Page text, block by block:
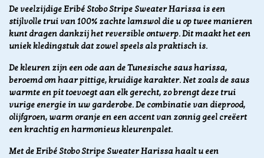
De veelzijdige Eribé Stobo Stripe Sweater Harissa is een
stijlvolle trui van 100% zachte lamswol die u op twee manieren
kunt dragen dankzij het reversible ontwerp. Dit maakt het een
uniek kledingstuk dat zowel speels als praktisch is.
De kleuren zijn een ode aan de Tunesische saus harissa,
beroemd om haar pittige, kruidige karakter. Net zoals de saus
warmte en pit toevoegt aan elk gerecht, zo brengt deze trui
vurige energie in uw garderobe. De combinatie van dieprood,
olijfgroen, warm oranje en een accent van zonnig geel creëert
een krachtig en harmonieus kleurenpalet.
Met de Eribé Stobo Stripe Sweater Harissa haalt u een